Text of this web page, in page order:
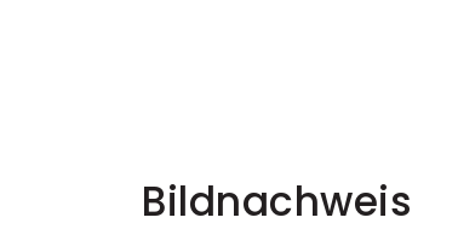
Bildnachweis